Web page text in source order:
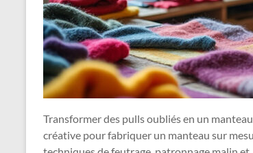
Transformer des pulls oubliés en un
créative pour fabriquer un manteau sur